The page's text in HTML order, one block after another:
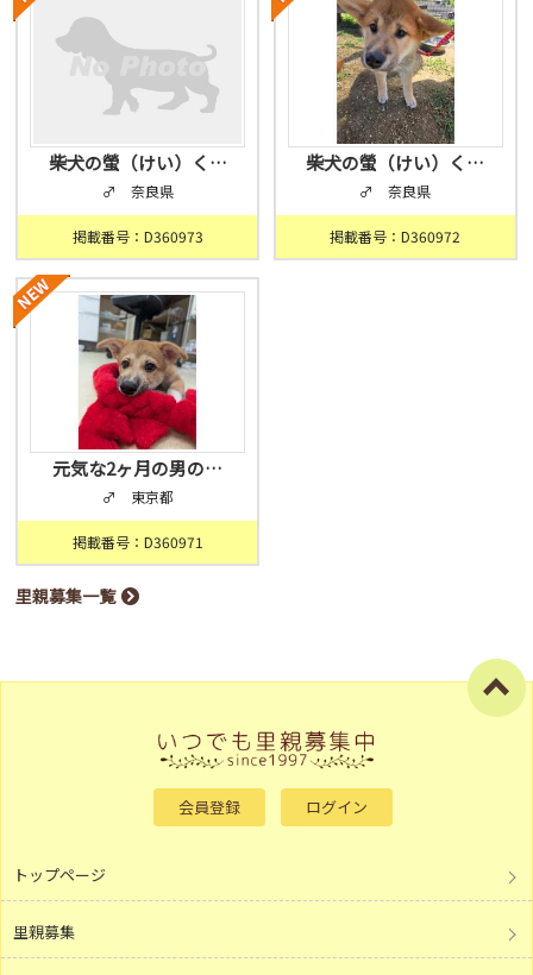
柴犬の螢（けい）く…
♂ 奈良県
掲載番号：D360973
柴犬の螢（けい）く…
♂ 奈良県
掲載番号：D360972
元気な2ヶ月の男の…
♂ 東京都
掲載番号：D360971
里親募集一覧
会員登録 ログイン
トップページ
里親募集